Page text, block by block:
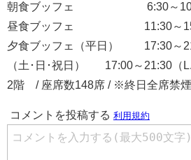
朝食ブッフェ 6:30～
昼食ブッフェ 11:30～15:00
夕食ブッフェ（平日） 17:30～
（土･日･祝日） 17:00～21:30（
2階 / 座席数148席 / ※終日全席禁煙